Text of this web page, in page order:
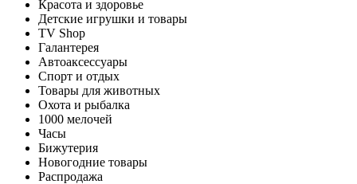
Красота и здоровье
Детские игрушки и товары
TV Shop
Галантерея
Автоаксессуары
Спорт и отдых
Товары для животных
Охота и рыбалка
1000 мелочей
Часы
Бижутерия
Новогодние товары
Распродажа